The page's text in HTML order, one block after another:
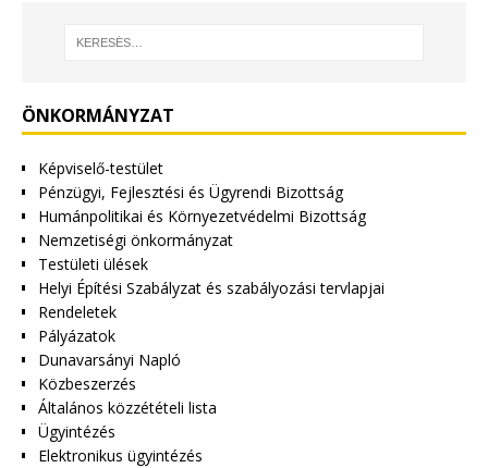
ÖNKORMÁNYZAT
Képviselő-testület
Pénzügyi, Fejlesztési és Ügyrendi Bizottság
Humánpolitikai és Környezetvédelmi Bizottság
Nemzetiségi önkormányzat
Testületi ülések
Helyi Építési Szabályzat és szabályozási tervlapjai
Rendeletek
Pályázatok
Dunavarsányi Napló
Közbeszerzés
Általános közzétételi lista
Ügyintézés
Elektronikus ügyintézés